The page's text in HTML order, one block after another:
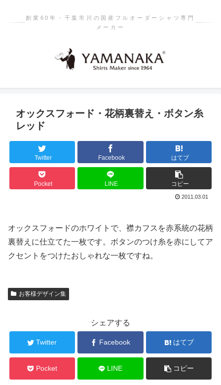
創業60年・千葉市川の国産フルオーダーシャツ専門
メーカー
オックスフォード・花柄裏替え・ボタン糸
レッド
Twitter Facebook はてブ
Pocket LINE コピー
2011.03.01
オックスフォードのホワイトで、襟カフスを赤系統の花柄
裏替えに仕立てた一枚です。ボタンのつけ糸を赤にしてア
クセントをつけたおしゃれな一枚ですね。
お客様デザイン集
シェアする
Twitter Facebook はてブ
Pocket LINE コピー